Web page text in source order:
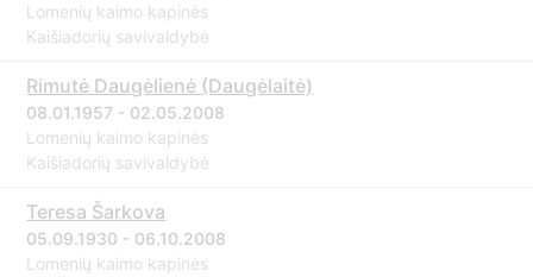
Lomenių kaimo kapinės
Kaišiadorių savivaldybė
Rimutė Daugėlienė (Daugėlaitė)
08.01.1957 - 02.05.2008
Lomenių kaimo kapinės
Kaišiadorių savivaldybė
Teresa Šarkova
05.09.1930 - 06.10.2008
Lomenių kaimo kapinės